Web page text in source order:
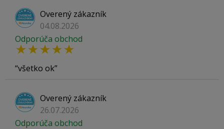
Overený zákazník
04.08.2026
Odporúča obchod
všetko ok
Overený zákazník
26.07.2026
Odporúča obchod